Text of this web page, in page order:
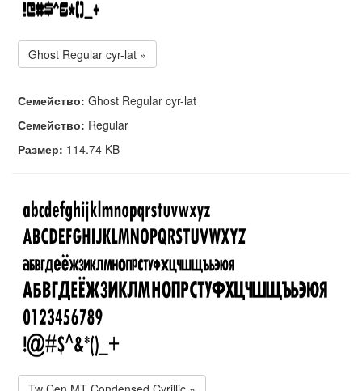
Ghost Regular cyr-lat »
Семейство: Ghost Regular cyr-lat
Семейство: Regular
Размер: 114.74 KB